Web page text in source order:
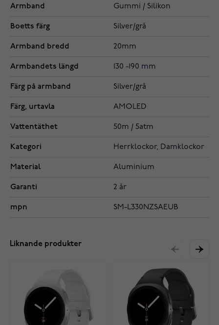
Armband Gummi / Silikon
Boetts färg Silver/grå
Armband bredd 20mm
Armbandets längd 130 -190 mm
Färg på armband Silver/grå
Färg, urtavla AMOLED
Vattentäthet 50m / 5atm
Kategori Herrklockor, Damklockor
Material Aluminium
Garanti 2 år
mpn SM-L330NZSAEUB
Liknande produkter